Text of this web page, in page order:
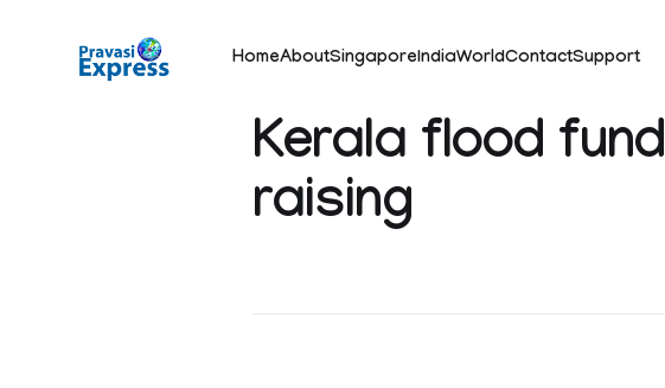
HomeAboutSingaporeIndiaWorldContactSupport
Kerala flood fund
raising